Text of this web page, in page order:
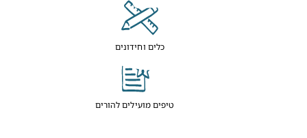
כלים וחידונים
טיפים מועילים להורים